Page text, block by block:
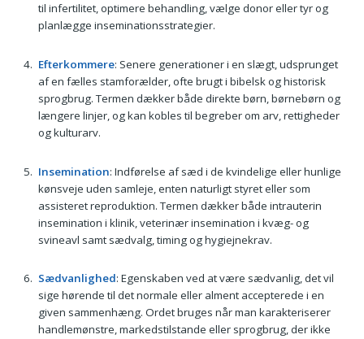
til infertilitet, optimere behandling, vælge donor eller tyr og
planlægge inseminationsstrategier.
Efterkommere: Senere generationer i en slægt, udsprunget
af en fælles stamforælder, ofte brugt i bibelsk og historisk
sprogbrug. Termen dækker både direkte børn, børnebørn og
længere linjer, og kan kobles til begreber om arv, rettigheder
og kulturarv.
Insemination: Indførelse af sæd i de kvindelige eller hunlige
kønsveje uden samleje, enten naturligt styret eller som
assisteret reproduktion. Termen dækker både intrauterin
insemination i klinik, veterinær insemination i kvæg- og
svineavl samt sædvalg, timing og hygiejnekrav.
Sædvanlighed: Egenskaben ved at være sædvanlig, det vil
sige hørende til det normale eller alment accepterede i en
given sammenhæng. Ordet bruges når man karakteriserer
handlemønstre, markedstilstande eller sprogbrug, der ikke